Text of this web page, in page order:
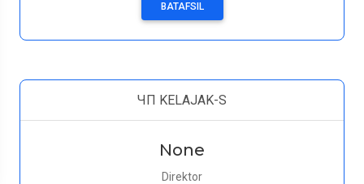
BATAFSIL
ЧП KELAJAK-S
None
Direktor